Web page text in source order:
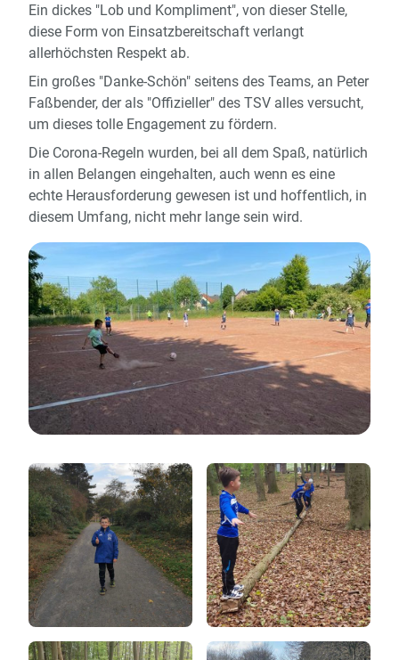
Ein dickes "Lob und Kompliment", von dieser Stelle,
diese Form von Einsatzbereitschaft verlangt
allerhöchsten Respekt ab.
Ein großes "Danke-Schön" seitens des Teams, an Peter
Faßbender, der als "Offizieller" des TSV alles versucht,
um dieses tolle Engagement zu fördern.
Die Corona-Regeln wurden, bei all dem Spaß, natürlich
in allen Belangen eingehalten, auch wenn es eine
echte Herausforderung gewesen ist und hoffentlich, in
diesem Umfang, nicht mehr lange sein wird.